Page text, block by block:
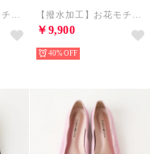
￥9,900
40%